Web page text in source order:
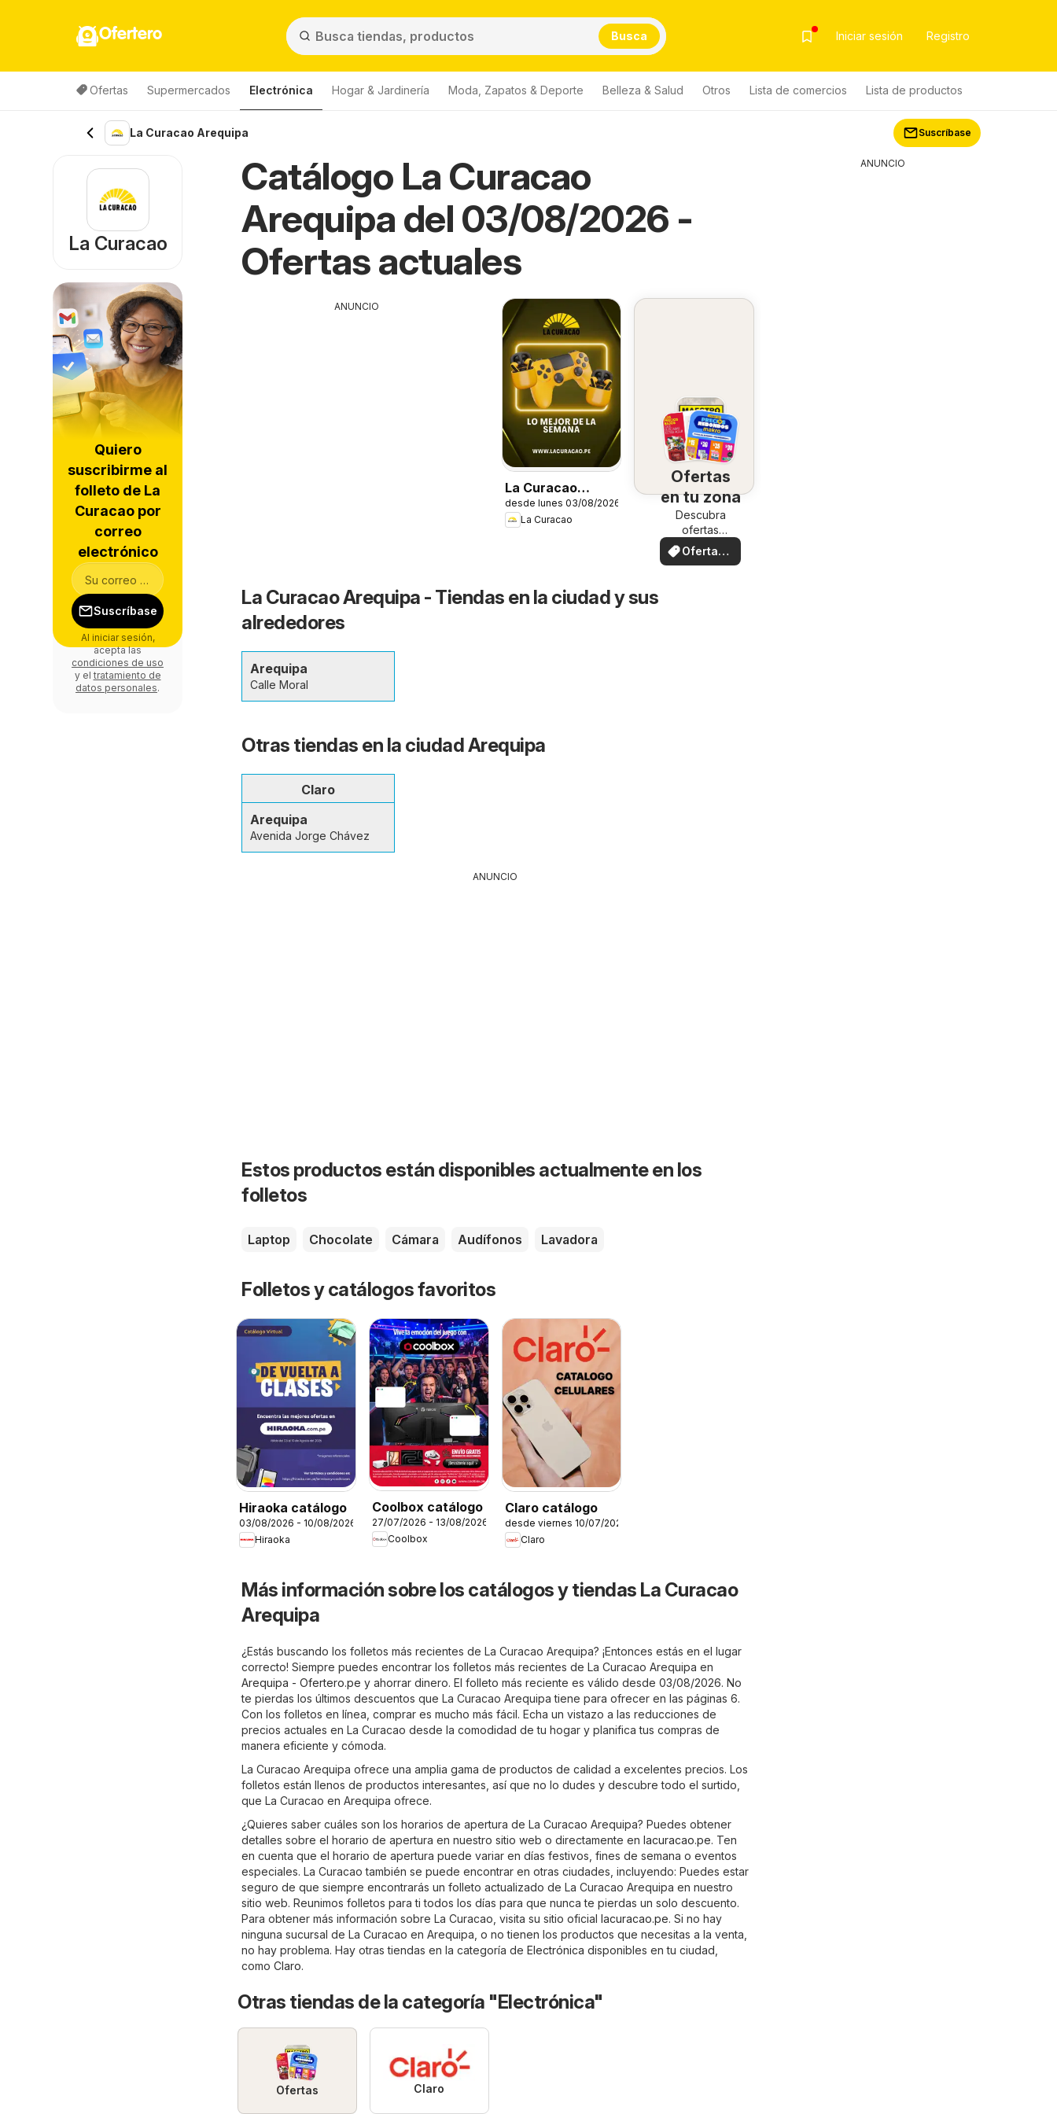
Ofertero Busca Iniciar sesión Registro
Ofertas Supermercados Electrónica Hogar & Jardinería Moda, Zapatos & Deporte Belleza & Salud Otros Lista de comercios Lista de productos
La Curacao Arequipa Suscríbase
Catálogo La Curacao
Arequipa del 03/08/2026 -
Ofertas actuales
ANUNCIO
La Curacao
catálogo
desde lunes 03/08/2026
La Curacao
Ofertas
en tu zona
Descubra
ofertas
especiales
Ofertas
locales
La Curacao Arequipa - Tiendas en la ciudad y sus
alrededores
Arequipa
Calle Moral
Otras tiendas en la ciudad Arequipa
Claro
Arequipa
Avenida Jorge Chávez
ANUNCIO
Estos productos están disponibles actualmente en los
folletos
Laptop Chocolate Cámara Audífonos Lavadora
Folletos y catálogos favoritos
Hiraoka catálogo
03/08/2026 - 10/08/2026
Hiraoka
Coolbox catálogo
27/07/2026 - 13/08/2026
Coolbox
Claro catálogo
desde viernes 10/07/2026
Claro
Más información sobre los catálogos y tiendas La Curacao
Arequipa
¿Estás buscando los folletos más recientes de La Curacao Arequipa? ¡Entonces estás en el lugar
correcto! Siempre puedes encontrar los folletos más recientes de La Curacao Arequipa en
Arequipa - Ofertero.pe y ahorrar dinero. El folleto más reciente es válido desde 03/08/2026. No
te pierdas los últimos descuentos que La Curacao Arequipa tiene para ofrecer en las páginas 6.
Con los folletos en línea, comprar es mucho más fácil. Echa un vistazo a las reducciones de
precios actuales en La Curacao desde la comodidad de tu hogar y planifica tus compras de
manera eficiente y cómoda.
La Curacao Arequipa ofrece una amplia gama de productos de calidad a excelentes precios. Los
folletos están llenos de productos interesantes, así que no lo dudes y descubre todo el surtido,
que La Curacao en Arequipa ofrece.
¿Quieres saber cuáles son los horarios de apertura de La Curacao Arequipa? Puedes obtener
detalles sobre el horario de apertura en nuestro sitio web o directamente en lacuracao.pe. Ten
en cuenta que el horario de apertura puede variar en días festivos, fines de semana o eventos
especiales. La Curacao también se puede encontrar en otras ciudades, incluyendo: Puedes estar
seguro de que siempre encontrarás un folleto actualizado de La Curacao Arequipa en nuestro
sitio web. Reunimos folletos para ti todos los días para que nunca te pierdas un solo descuento.
Para obtener más información sobre La Curacao, visita su sitio oficial lacuracao.pe. Si no hay
ninguna sucursal de La Curacao en Arequipa, o no tienen los productos que necesitas a la venta,
no hay problema. Hay otras tiendas en la categoría de Electrónica disponibles en tu ciudad,
como Claro.
Otras tiendas de la categoría "Electrónica"
Ofertas Claro
La Curacao
Quiero
suscribirme al
folleto de La
Curacao por
correo
electrónico
Suscríbase
Al iniciar sesión,
acepta las
condiciones de uso
y el tratamiento de
datos personales.
ANUNCIO